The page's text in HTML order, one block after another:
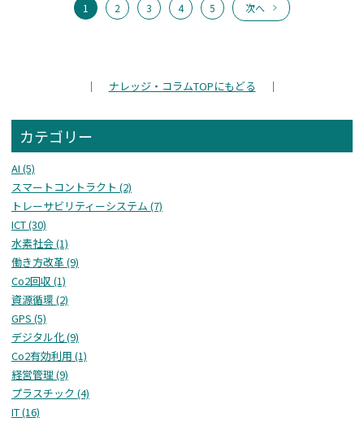
1 2 3 4 5 次へ
｜ ナレッジ・コラムTOPにもどる ｜
カテゴリー
AI (5)
スマートコントラクト (2)
トレーサビリティーシステム (7)
ICT (30)
水素社会 (1)
働き方改革 (9)
Co2回収 (1)
資源循環 (2)
GPS (5)
デジタル化 (9)
Co2有効利用 (1)
経営管理 (9)
プラスチック (4)
IT (16)